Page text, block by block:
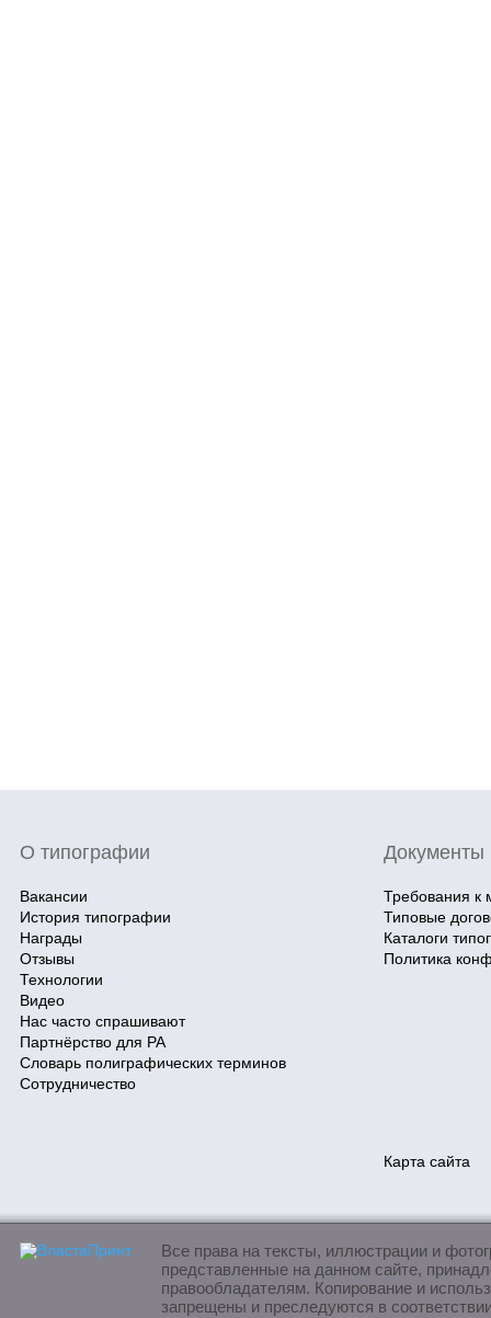
О типографии
Вакансии
История типографии
Награды
Отзывы
Технологии
Видео
Нас часто спрашивают
Партнёрство для РА
Словарь полиграфических терминов
Сотрудничество
Документы
Требования к
Типовые
Каталоги
Политика
Карта сайта
Все права на тексты, иллюстрации и
представленные на данном сайте,
правообладателям. Копирование и
запрещены и преследуются в